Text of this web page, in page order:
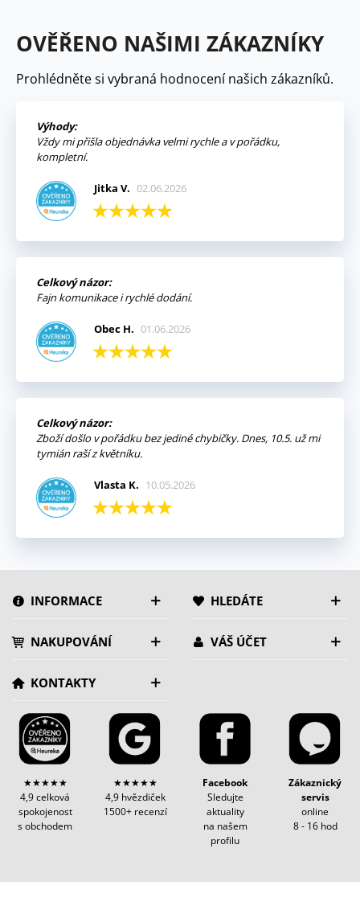
OVĚŘENO NAŠIMI ZÁKAZNÍKY
Prohlédněte si vybraná hodnocení našich zákazníků.
Výhody:
Vždy mi přišla objednávka velmi rychle a v pořádku,
kompletní.
Jitka V. 02.06.2026
Celkový názor:
Fajn komunikace i rychlé dodání.
Obec H. 01.06.2026
Celkový názor:
Zboží došlo v pořádku bez jediné chybičky. Dnes, 10.5. už mi
tymián raší z květníku.
Vlasta K. 10.05.2026
INFORMACE HLEDÁTE
NAKUPOVÁNÍ VÁŠ ÚČET
KONTAKTY
★★★★★
4,9 celková
spokojenost
s obchodem
★★★★★
4,9 hvězdiček
1500+ recenzí
Facebook
Sledujte
aktuality
na našem
profilu
Zákaznický
servis
online
8 - 16 hod